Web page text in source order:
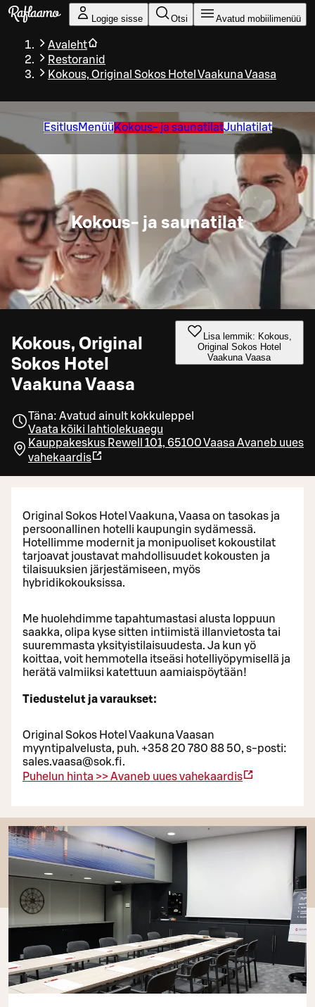
Liigu peamise sisu juurde
Logige sisse Otsi Avatud mobiilimenüü
Avaleht
Restoranid
Kokous, Original Sokos Hotel Vaakuna Vaasa
EsitlusMenüü Kokous- ja saunatilatJuhlatilat
Kokous- ja saunatilat
Kokous, Original
Sokos Hotel
Vaakuna Vaasa
Lisa lemmik: Kokous,
Original Sokos Hotel
Vaakuna Vaasa
Täna: Avatud ainult kokkuleppel
Vaata kõiki lahtiolekuaegu
Kauppakeskus Rewell 101, 65100 Vaasa Avaneb uues
vahekaardis
Original Sokos Hotel Vaakuna, Vaasa on tasokas ja
persoonallinen hotelli kaupungin sydämessä.
Hotellimme modernit ja monipuoliset kokoustilat
tarjoavat joustavat mahdollisuudet kokousten ja
tilaisuuksien järjestämiseen, myös
hybridikokouksissa.
Me huolehdimme tapahtumastasi alusta loppuun
saakka, olipa kyse sitten intiimistä illanvietosta tai
suuremmasta yksityistilaisuudesta. Ja kun yö
koittaa, voit hemmotella itseäsi hotelliyöpymisellä ja
herätä valmiiksi katettuun aamiaispöytään!
Tiedustelut ja varaukset:
Original Sokos Hotel Vaakuna Vaasan
myyntipalvelusta, puh. +358 20 780 88 50, s-posti:
sales.vaasa@sok.fi.
Puhelun hinta >>Avaneb uues vahekaardis